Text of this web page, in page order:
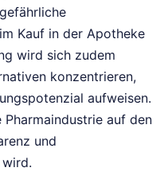
Kauf in der Apotheke
wird sich zudem
konzentrieren,
aufweisen.
auf den
und